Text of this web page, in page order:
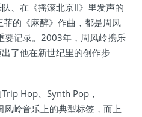
、在《摇滚北京II》里发声的
菲的《麻醉》作曲，都是周凤
要记录。2003年，周凤岭携乐
了他在新世纪里的创作步
Hop、Synth Pop，
岭音乐上的典型标签，而上